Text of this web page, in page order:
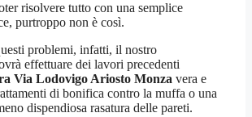
risolvere tutto con una semplice
purtroppo non è così.
problemi, infatti, il nostro
effettuare dei lavori precedenti
Via Lodovigo Ariosto Monza vera e
di bonifica contro la muffa o una
dispendiosa rasatura delle pareti.